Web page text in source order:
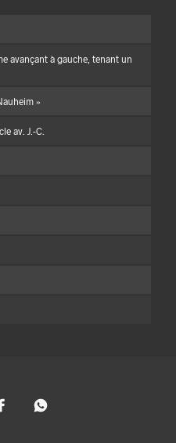
avançant à gauche, tenant un
»
av. J.-C.